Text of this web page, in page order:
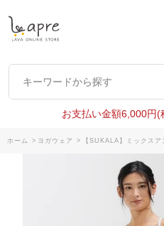
キーワードから探す
キーワードから探す
お支払い金額6,000円
ホーム > ヨガウェア > 【SUKALA】ミックス